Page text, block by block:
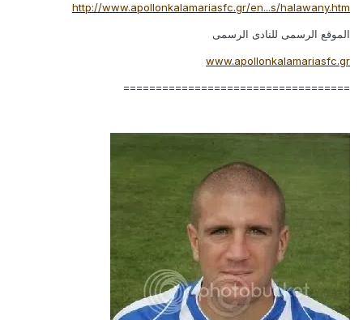
http://www.apollonkalamariasfc.gr/en...s/halawany.htm
الموقع الرسمى للنادى الرسمى
www.apollonkalamariasfc.gr
===================================